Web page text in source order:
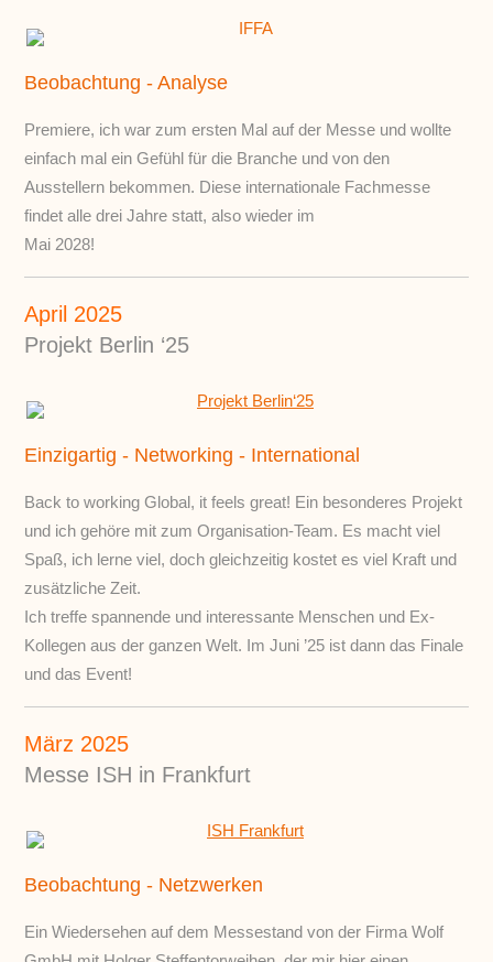
Beobachtung - Analyse
Premiere, ich war zum ersten Mal auf der Messe und wollte
einfach mal ein Gefühl für die Branche und von den
Ausstellern bekommen. Diese internationale Fachmesse
findet alle drei Jahre statt, also wieder im
Mai 2028!
April 2025
Projekt Berlin ‘25
Einzigartig - Networking - International
Back to working Global, it feels great! Ein besonderes Projekt
und ich gehöre mit zum Organisation-Team. Es macht viel
Spaß, ich lerne viel, doch gleichzeitig kostet es viel Kraft und
zusätzliche Zeit.
Ich treffe spannende und interessante Menschen und Ex-
Kollegen aus der ganzen Welt. Im Juni ’25 ist dann das Finale
und das Event!
März 2025
Messe ISH in Frankfurt
Beobachtung - Netzwerken
Ein Wiedersehen auf dem Messestand von der Firma Wolf